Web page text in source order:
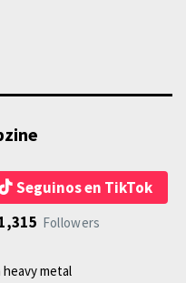
Seguinos en TikTok
Followers
metal